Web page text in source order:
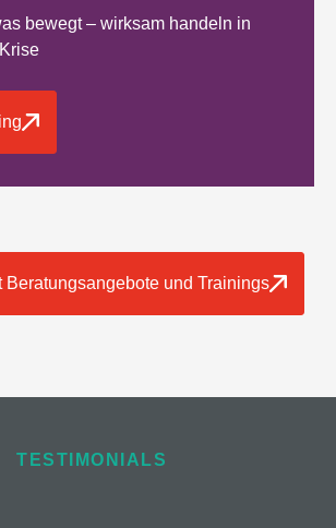
bewegt – wirksam handeln in
Beratungsangebote und Trainings
TESTIMONIALS